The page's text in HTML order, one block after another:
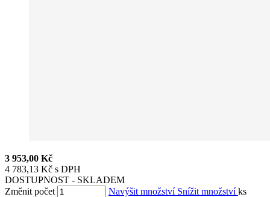
3 953,00 Kč
4 783,13 Kč s DPH
DOSTUPNOST - SKLADEM
Změnit počet
Navýšit množství Snížit množstvíks